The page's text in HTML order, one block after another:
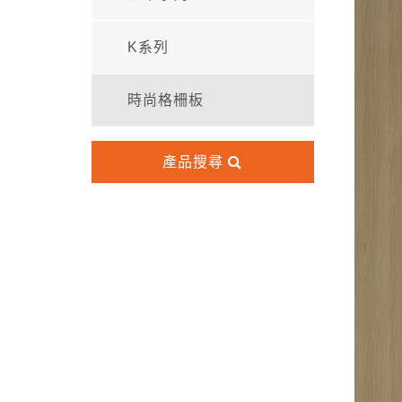
K系列
時尚格柵板
產品搜尋